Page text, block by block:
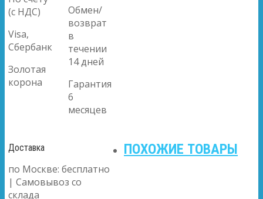
(с НДС)
Visa,
Сбербанк
Золотая
корона
Обмен/
возврат
в
течении
14 дней
Гарантия
6
месяцев
Доставка
по Москве: бесплатно
| Самовывоз со
склада
ПОХОЖИЕ ТОВАРЫ